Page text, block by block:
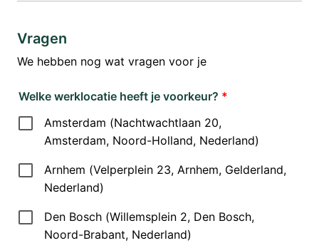
Vragen
We hebben nog wat vragen voor je
Welke werklocatie heeft je voorkeur? *
Amsterdam (Nachtwachtlaan 20,
Amsterdam, Noord-Holland, Nederland)
Arnhem (Velperplein 23, Arnhem, Gelderland,
Nederland)
Den Bosch (Willemsplein 2, Den Bosch,
Noord-Brabant, Nederland)